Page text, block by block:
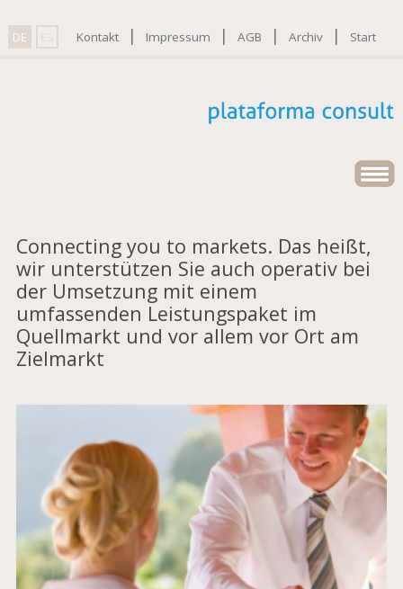
DE ES Kontakt| Impressum | AGB | Archiv| Start
Connecting you to markets. Das heißt,
wir unterstützen Sie auch operativ bei
der Umsetzung mit einem
umfassenden Leistungspaket im
Quellmarkt und vor allem vor Ort am
Zielmarkt